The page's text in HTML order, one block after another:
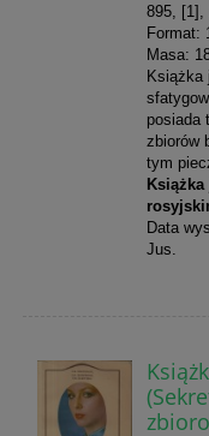
895, [1],
Format:
Masa:
Książka
posiada
zbiorów
tym
Data
Jus.